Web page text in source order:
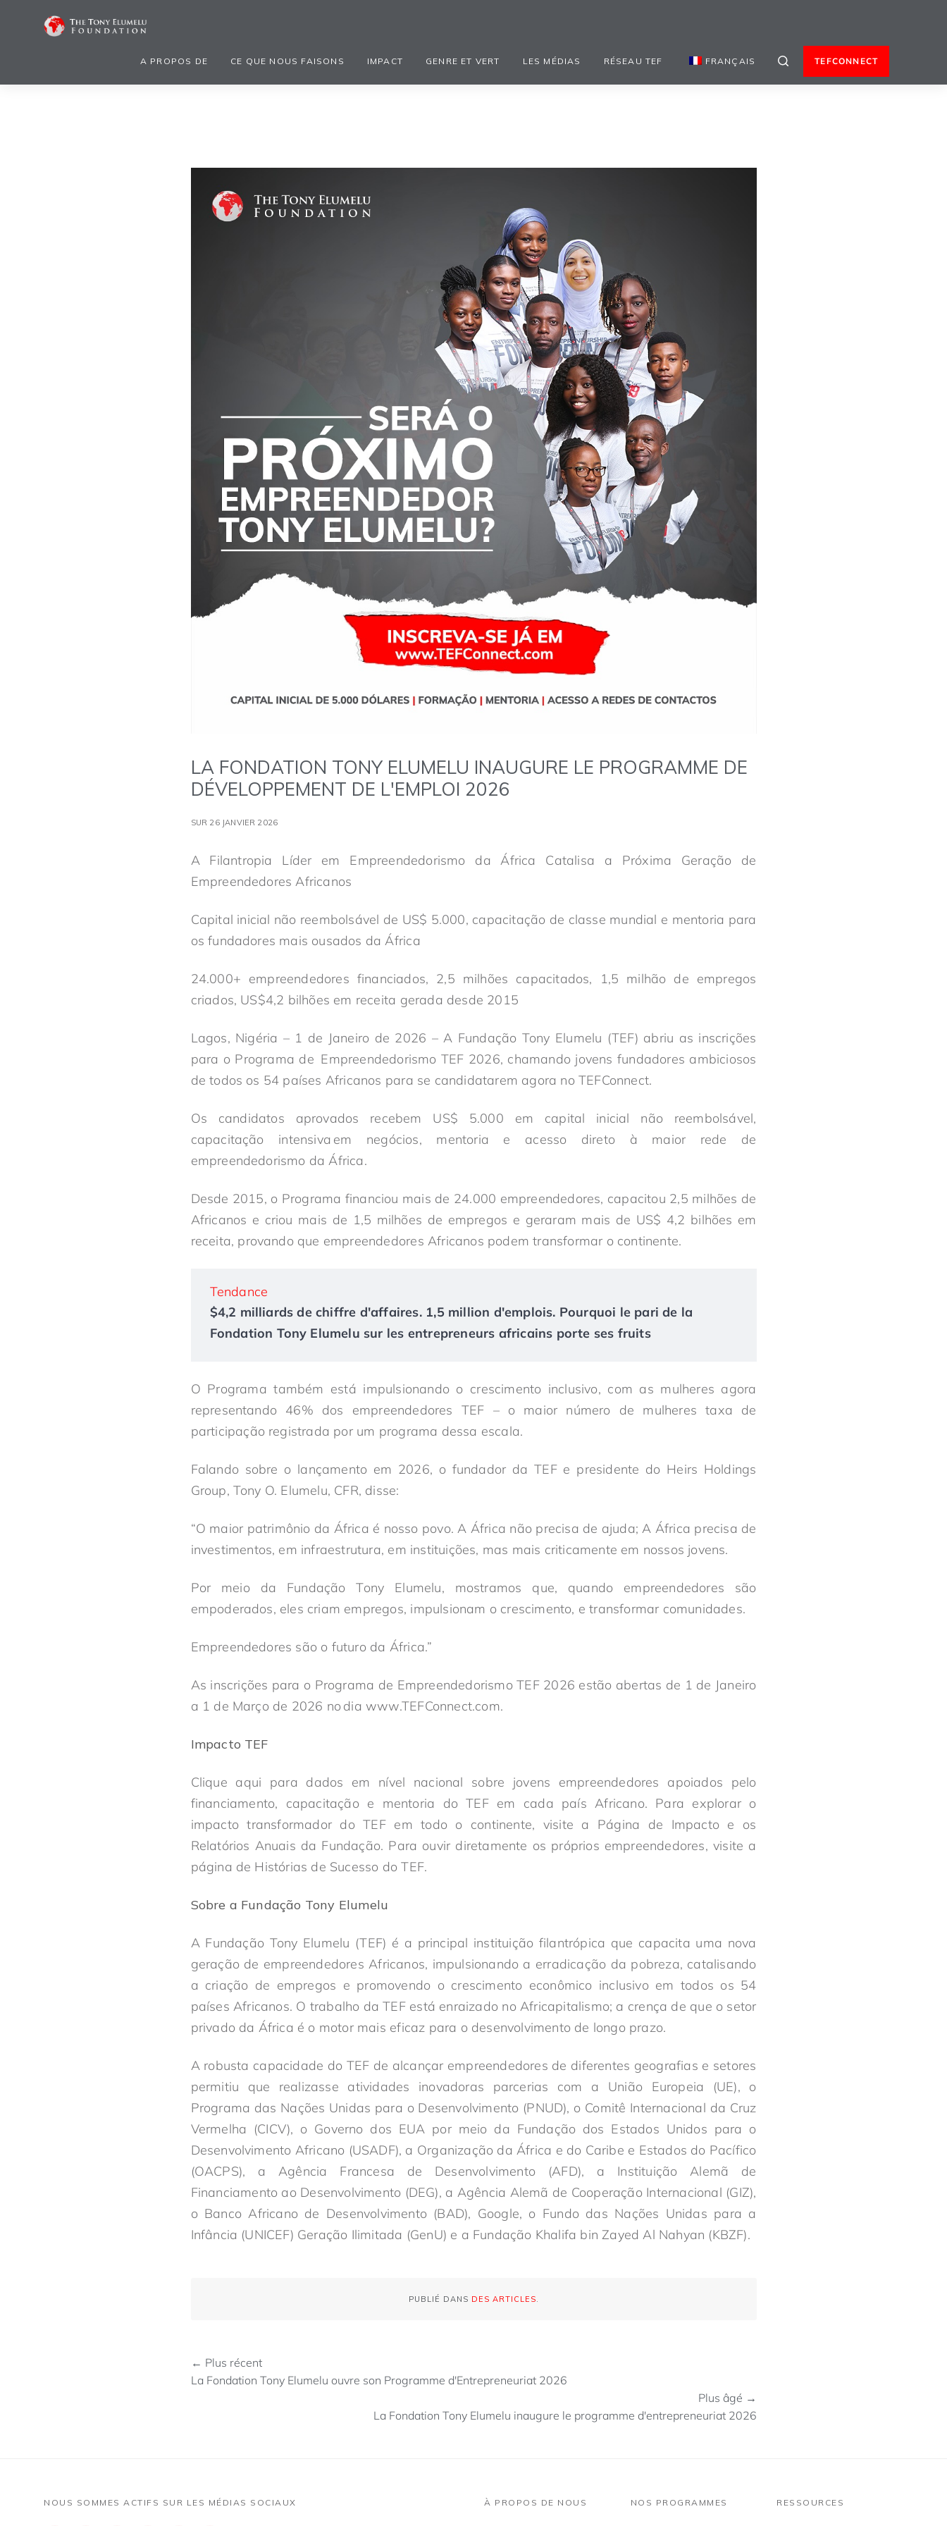
A PROPOS DE CE QUE NOUS FAISONS IMPACT GENRE ET VERT LES MÉDIAS RÉSEAU TEF FRANÇAIS TEFCONNECT
LA FONDATION TONY ELUMELU INAUGURE LE PROGRAMME DE
DÉVELOPPEMENT DE L'EMPLOI 2026
SUR 26 JANVIER 2026
A Filantropia Líder em Empreendedorismo da África Catalisa a Próxima Geração de
Empreendedores Africanos
Capital inicial não reembolsável de US$ 5.000, capacitação de classe mundial e mentoria para
os fundadores mais ousados da África
24.000+ empreendedores financiados, 2,5 milhões capacitados, 1,5 milhão de empregos
criados, US$4,2 bilhões em receita gerada desde 2015
Lagos, Nigéria – 1 de Janeiro de 2026 – A Fundação Tony Elumelu (TEF) abriu as inscrições
para o Programa de Empreendedorismo TEF 2026, chamando jovens fundadores ambiciosos
de todos os 54 países Africanos para se candidatarem agora no TEFConnect.
Os candidatos aprovados recebem US$ 5.000 em capital inicial não reembolsável,
capacitação intensiva em negócios, mentoria e acesso direto à maior rede de
empreendedorismo da África.
Desde 2015, o Programa financiou mais de 24.000 empreendedores, capacitou 2,5 milhões de
Africanos e criou mais de 1,5 milhões de empregos e geraram mais de US$ 4,2 bilhões em
receita, provando que empreendedores Africanos podem transformar o continente.
Tendance
$4,2 milliards de chiffre d'affaires. 1,5 million d'emplois. Pourquoi le pari de la
Fondation Tony Elumelu sur les entrepreneurs africains porte ses fruits
O Programa também está impulsionando o crescimento inclusivo, com as mulheres agora
representando 46% dos empreendedores TEF – o maior número de mulheres taxa de
participação registrada por um programa dessa escala.
Falando sobre o lançamento em 2026, o fundador da TEF e presidente do Heirs Holdings
Group, Tony O. Elumelu, CFR, disse:
“O maior patrimônio da África é nosso povo. A África não precisa de ajuda; A África precisa de
investimentos, em infraestrutura, em instituições, mas mais criticamente em nossos jovens.
Por meio da Fundação Tony Elumelu, mostramos que, quando empreendedores são
empoderados, eles criam empregos, impulsionam o crescimento, e transformar comunidades.
Empreendedores são o futuro da África.”
As inscrições para o Programa de Empreendedorismo TEF 2026 estão abertas de 1 de Janeiro
a 1 de Março de 2026 no dia www.TEFConnect.com.
Impacto TEF
Clique aqui para dados em nível nacional sobre jovens empreendedores apoiados pelo
financiamento, capacitação e mentoria do TEF em cada país Africano. Para explorar o
impacto transformador do TEF em todo o continente, visite a Página de Impacto e os
Relatórios Anuais da Fundação. Para ouvir diretamente os próprios empreendedores, visite a
página de Histórias de Sucesso do TEF.
Sobre a Fundação Tony Elumelu
A Fundação Tony Elumelu (TEF) é a principal instituição filantrópica que capacita uma nova
geração de empreendedores Africanos, impulsionando a erradicação da pobreza, catalisando
a criação de empregos e promovendo o crescimento econômico inclusivo em todos os 54
países Africanos. O trabalho da TEF está enraizado no Africapitalismo; a crença de que o setor
privado da África é o motor mais eficaz para o desenvolvimento de longo prazo.
A robusta capacidade do TEF de alcançar empreendedores de diferentes geografias e setores
permitiu que realizasse atividades inovadoras parcerias com a União Europeia (UE), o
Programa das Nações Unidas para o Desenvolvimento (PNUD), o Comitê Internacional da Cruz
Vermelha (CICV), o Governo dos EUA por meio da Fundação dos Estados Unidos para o
Desenvolvimento Africano (USADF), a Organização da África e do Caribe e Estados do Pacífico
(OACPS), a Agência Francesa de Desenvolvimento (AFD), a Instituição Alemã de
Financiamento ao Desenvolvimento (DEG), a Agência Alemã de Cooperação Internacional (GIZ),
o Banco Africano de Desenvolvimento (BAD), Google, o Fundo das Nações Unidas para a
Infância (UNICEF) Geração Ilimitada (GenU) e a Fundação Khalifa bin Zayed Al Nahyan (KBZF).
PUBLIÉ DANS DES ARTICLES.
← Plus récent
La Fondation Tony Elumelu ouvre son Programme d'Entrepreneuriat 2026
Plus âgé →
La Fondation Tony Elumelu inaugure le programme d'entrepreneuriat 2026
NOUS SOMMES ACTIFS SUR LES MÉDIAS SOCIAUX À PROPOS DE NOUS NOS PROGRAMMES RESSOURCES